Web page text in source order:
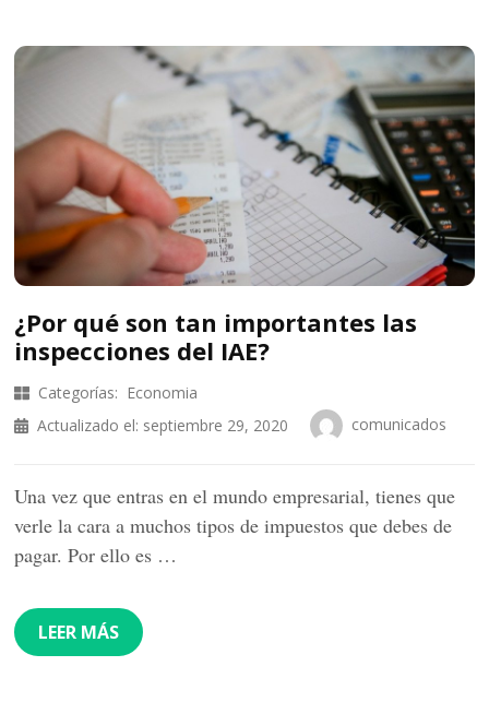
¿Por qué son tan importantes las
inspecciones del IAE?
Categorías: Economia
Actualizado el: septiembre 29, 2020 comunicados
Una vez que entras en el mundo empresarial, tienes que
verle la cara a muchos tipos de impuestos que debes de
pagar. Por ello es …
LEER MÁS